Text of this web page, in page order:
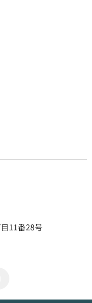
11番28号